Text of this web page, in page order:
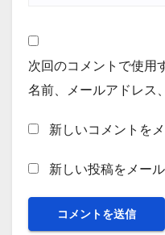
次回のコメントで使用
名前、メールアドレス
新しいコメントを
新しい投稿をメー